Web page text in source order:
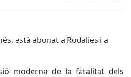
està abonat a Rodalies i a
moderna de la fatalitat dels